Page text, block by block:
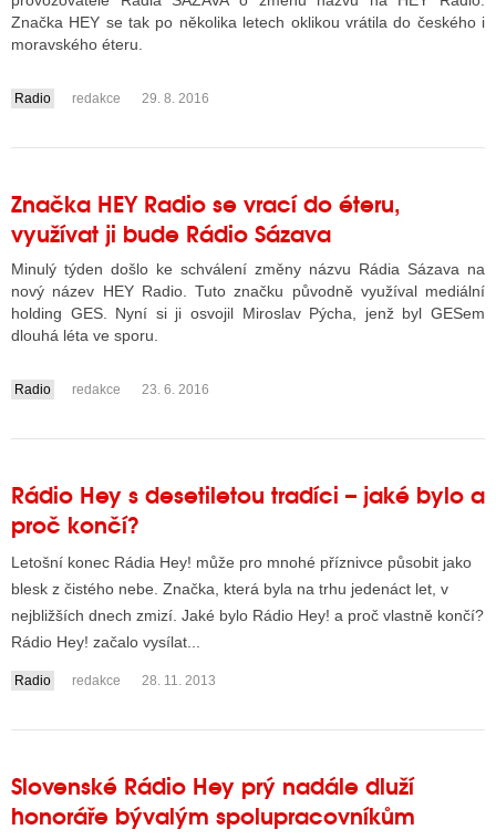
TELEVIZÍ
INTERNET
RÁDIA
STRÁNKY RÁDIÍ
STÁT BLOGEREM
DISKUTÉRA NA RADIOTV
STARŠÍCH DISKUZÍ
Značka HEY se tak po několika letech oklikou vrátila do českého i
moravského éteru.
....
Radio redakce 29. 8. 2016
Značka HEY Radio se vrací do éteru,
využívat ji bude Rádio Sázava
Minulý týden došlo ke schválení změny názvu Rádia Sázava na
nový název HEY Radio. Tuto značku původně využíval mediální
holding GES. Nyní si ji osvojil Miroslav Pýcha, jenž byl GESem
dlouhá léta ve sporu.
....
Radio redakce 23. 6. 2016
Rádio Hey s desetiletou tradíci – jaké bylo a
proč končí?
Letošní konec Rádia Hey! může pro mnohé příznivce působit jako
blesk z čistého nebe. Značka, která byla na trhu jedenáct let, v
nejbližších dnech zmizí. Jaké bylo Rádio Hey! a proč vlastně končí?
Rádio Hey! začalo vysílat...
Radio redakce 28. 11. 2013
Slovenské Rádio Hey prý nadále dluží
honoráře bývalým spolupracovníkům